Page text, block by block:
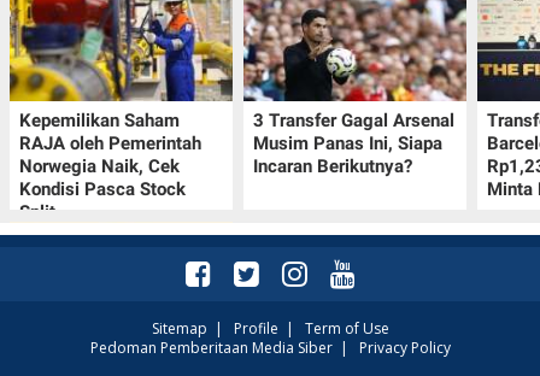
Kepemilikan Saham
RAJA oleh Pemerintah
Norwegia Naik, Cek
Kondisi Pasca Stock
Split
3 Transfer Gagal Arsenal
Musim Panas Ini, Siapa
Incaran Berikutnya?
Minta
Sitemap | Profile | Term of Use
Pedoman Pemberitaan Media Siber| Privacy Policy